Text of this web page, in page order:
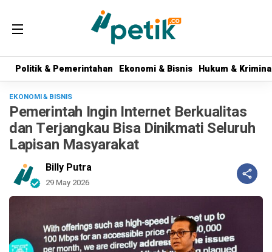
Politik & Pemerintahan Ekonomi & Bisnis Hukum &
Politik & Pemerintahan Ekonomi & Bisnis Hukum &
EKONOMI & BISNIS
Pemerintah Ingin Internet Berkualitas
dan Terjangkau Bisa Dinikmati Seluruh
Lapisan Masyarakat
Billy Putra
29 May 2026